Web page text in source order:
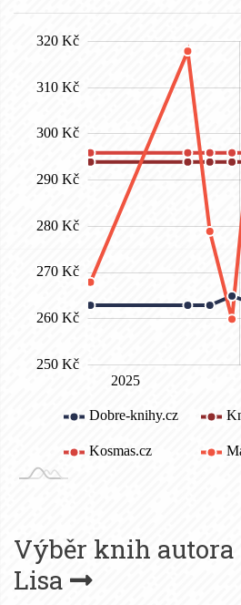
Výběr knih autora
Lisa